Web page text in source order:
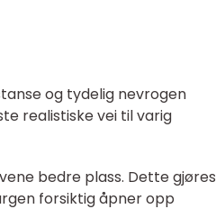
og tydelig nevrogen
realistiske vei til varig
bedre plass. Dette gjøres
forsiktig åpner opp